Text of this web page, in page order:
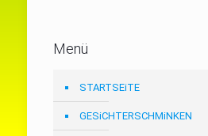
Menü
STARTSEiTE
GESiCHTERSCHMiNKEN